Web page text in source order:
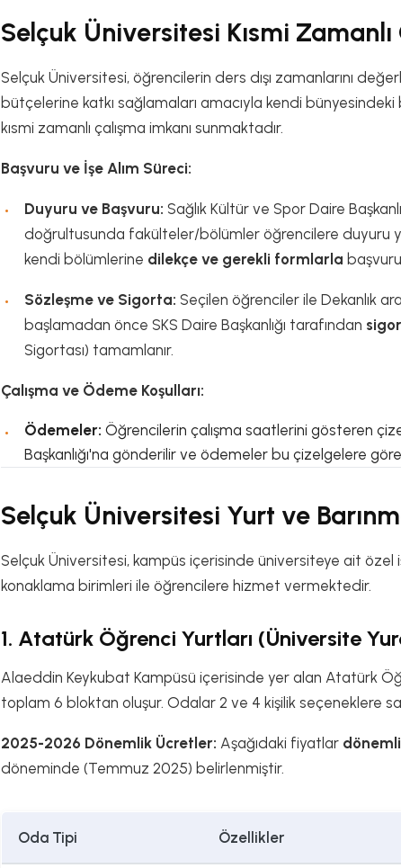
Selçuk Üniversitesi Kısmi
Selçuk Üniversitesi, öğrencilerin ders dışı zamanlarını
bütçelerine katkı sağlamaları amacıyla kendi bünyesindeki
kısmi zamanlı çalışma imkanı sunmaktadır.
Başvuru ve İşe Alım Süreci:
Duyuru ve Başvuru: Sağlık Kültür ve Spor Daire
doğrultusunda fakülteler/bölümler öğrencilere duyuru
kendi bölümlerine dilekçe ve gerekli formlarla
Sözleşme ve Sigorta: Seçilen öğrenciler ile Dekanlık
başlamadan önce SKS Daire Başkanlığı tarafından
Sigortası) tamamlanır.
Çalışma ve Ödeme Koşulları:
Ödemeler: Öğrencilerin çalışma saatlerini gösteren
Başkanlığı'na gönderilir ve ödemeler bu çizelgelere göre
Selçuk Üniversitesi Yurt ve
Selçuk Üniversitesi, kampüs içerisinde üniversiteye ait
konaklama birimleri ile öğrencilere hizmet vermektedir.
1. Atatürk Öğrenci Yurtları (Üniversite
Alaeddin Keykubat Kampüsü içerisinde yer alan Atatürk
toplam 6 bloktan oluşur. Odalar 2 ve 4 kişilik seçeneklere
2025-2026 Dönemlik Ücretler: Aşağıdaki fiyatlar
döneminde (Temmuz 2025) belirlenmiştir.
Oda Tipi Özellikler